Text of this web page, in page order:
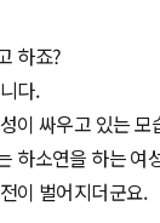
하죠?
다.
이 싸우고 있는
하소연을 하는
이 벌어지더군요.